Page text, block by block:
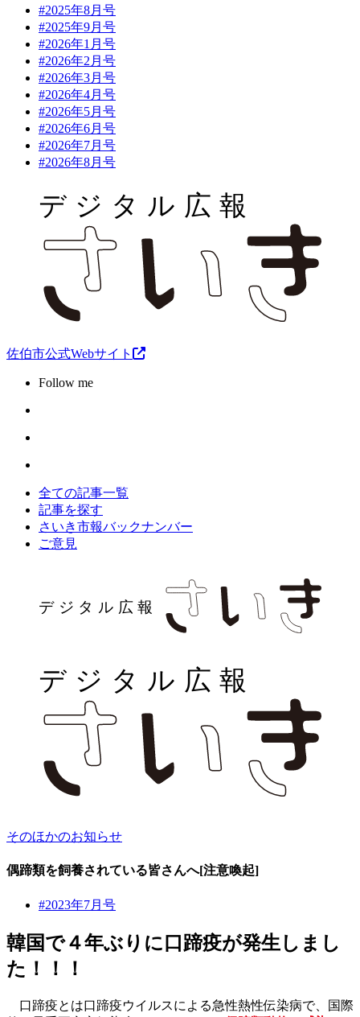
#2025年8月号
#2025年9月号
#2026年1月号
#2026年2月号
#2026年3月号
#2026年4月号
#2026年5月号
#2026年6月号
#2026年7月号
#2026年8月号
佐伯市公式Webサイト
Follow me
全ての記事一覧
記事を探す
さいき市報バックナンバー
ご意見
そのほかのお知らせ
偶蹄類を飼養されている皆さんへ[注意喚起]
#2023年7月号
韓国で４年ぶりに口蹄疫が発生しまし
た！！！
口蹄疫とは口蹄疫ウイルスによる急性熱性伝染病で、国際